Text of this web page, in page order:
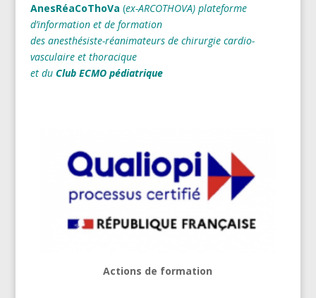
AnesRéaCoThoVa (ex-ARCOTHOVA) plateforme
d’information et de formation
des anesthésiste-réanimateurs de chirurgie cardio-
vasculaire et thoracique
et du Club ECMO pédiatrique
Actions de formation